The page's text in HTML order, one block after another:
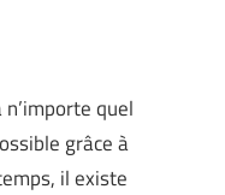
n’importe quel
grâce à
il existe